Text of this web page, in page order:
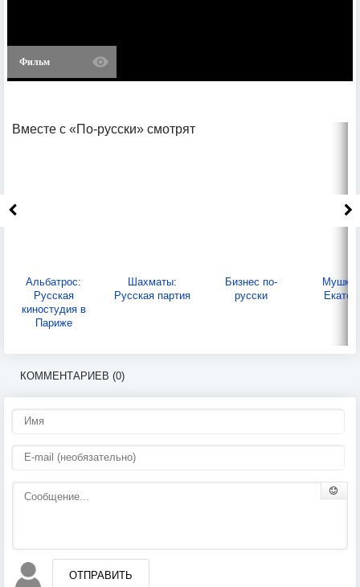
Фильм
Вместе с «По-русски» смотрят
Альбатрос:
Русская
киностудия в
Париже
Шахматы:
Русская партия
Бизнес по-
русски
КОММЕНТАРИЕВ (0)
ОТПРАВИТЬ